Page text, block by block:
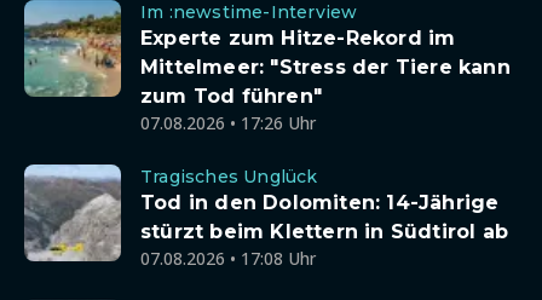
Im :newstime-Interview
Experte zum Hitze-Rekord im
Mittelmeer: "Stress der Tiere kann
zum Tod führen"
07.08.2026 • 17:26 Uhr
Tragisches Unglück
Tod in den Dolomiten: 14-Jährige
stürzt beim Klettern in Südtirol ab
07.08.2026 • 17:08 Uhr